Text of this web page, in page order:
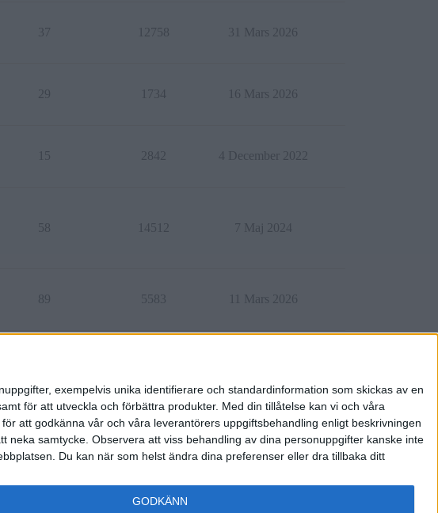
exempelvis unika identifierare och standardinformation som skickas av en
för att utveckla och förbättra produkter. Med din tillåtelse kan vi och våra
att godkänna vår och våra leverantörers uppgiftsbehandling enligt beskrivningen
neka samtycke. Observera att viss behandling av dina personuppgifter kanske inte
Du kan när som helst ändra dina preferenser eller dra tillbaka ditt
GODKÄNN
37 12758 31 Mars 2026
29 1734 16 Mars 2026
15 2842 4 December 2022
58 14512 7 Maj 2024
89 5583 11 Mars 2026